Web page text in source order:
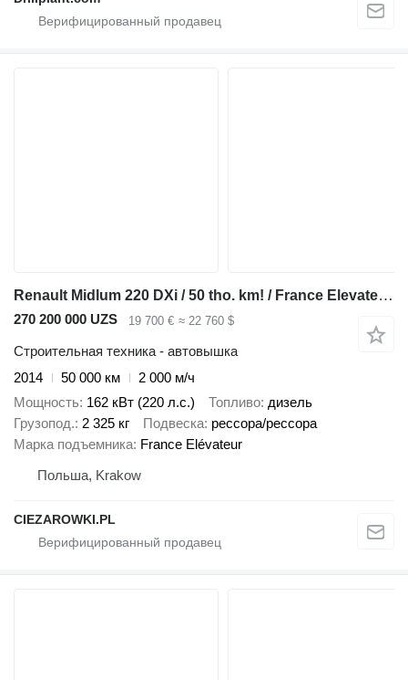
Renault Midlum 220 DXi / 50 tho. km! / France Elevateur 192 CPM
270 200 000 UZS 19 700 € ≈ 22 760 $
Строительная техника - автовышка
2014
50 000 км
2 000 м/ч
Мощность 162 кВт (220 л.с.) Топливо дизель
Грузопод. 2 325 кг Подвеска рессора/рессора
Марка подъемника France Elévateur
Польша, Krakow
CIEZAROWKI.PL